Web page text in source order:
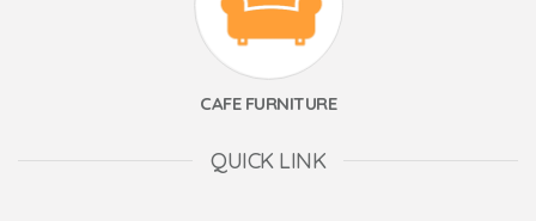
CAFE FURNITURE
QUICK LINK